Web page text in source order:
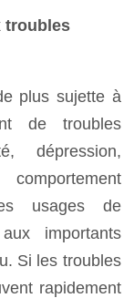
troubles
plus sujette à
de troubles
dépression,
usages de
importants
Si les troubles
rapidement